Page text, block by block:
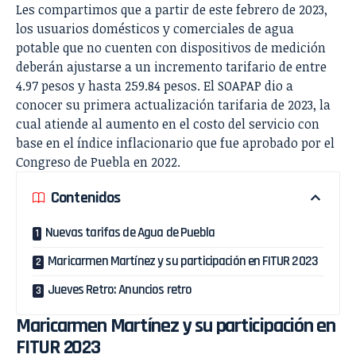
Les compartimos que a partir de este febrero de 2023,
los usuarios domésticos y comerciales de agua
potable que no cuenten con dispositivos de medición
deberán ajustarse a un incremento tarifario de entre
4.97 pesos y hasta 259.84 pesos. El SOAPAP dio a
conocer su primera actualización tarifaria de 2023, la
cual atiende al aumento en el costo del servicio con
base en el índice inflacionario que fue aprobado por el
Congreso de Puebla en 2022.
Contenidos
Nuevas tarifas de Agua de Puebla
Maricarmen Martínez y su participación en FITUR 2023
Jueves Retro: Anuncios retro
Maricarmen Martínez y su participación en
FITUR 2023